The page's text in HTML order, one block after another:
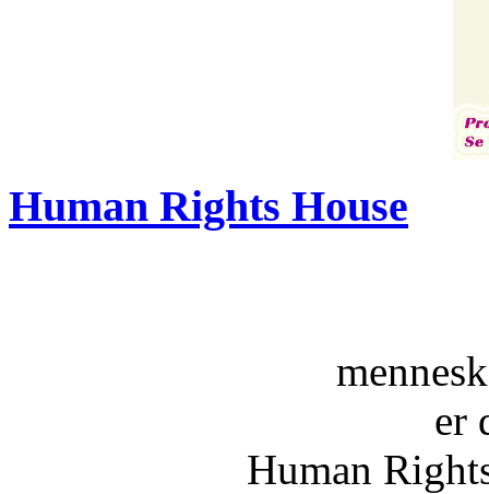
Human Rights House
er
Human